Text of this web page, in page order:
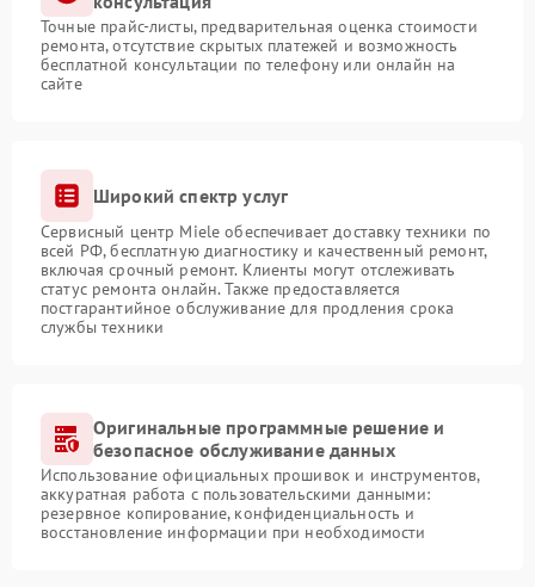
Точные прайс-листы, предварительная оценка стоимости
ремонта, отсутствие скрытых платежей и возможность
бесплатной консультации по телефону или онлайн на
сайте
Широкий спектр услуг
Сервисный центр Miele обеспечивает доставку техники по
всей РФ, бесплатную диагностику и качественный ремонт,
включая срочный ремонт. Клиенты могут отслеживать
статус ремонта онлайн. Также предоставляется
постгарантийное обслуживание для продления срока
службы техники
Оригинальные программные решение и
безопасное обслуживание данных
Использование официальных прошивок и инструментов,
аккуратная работа с пользовательскими данными:
резервное копирование, конфиденциальность и
восстановление информации при необходимости